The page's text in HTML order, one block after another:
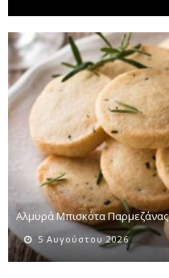
Αλμυρά Μπισκότα Παρμεζάνας
5 Αυγούστου 2026